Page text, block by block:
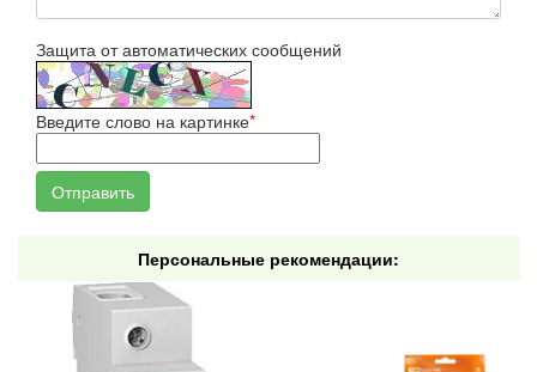
Защита от автоматических сообщений
Введите слово на картинке*
Персональные рекомендации: